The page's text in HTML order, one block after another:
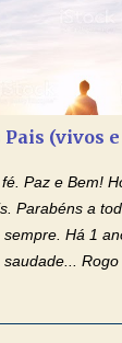
meus
e salvítico
opressão
Peço também
faço na Sua
Eu, desde
me
como
Pais (vivos
Paz e Bem!
Parabéns a
Há 1